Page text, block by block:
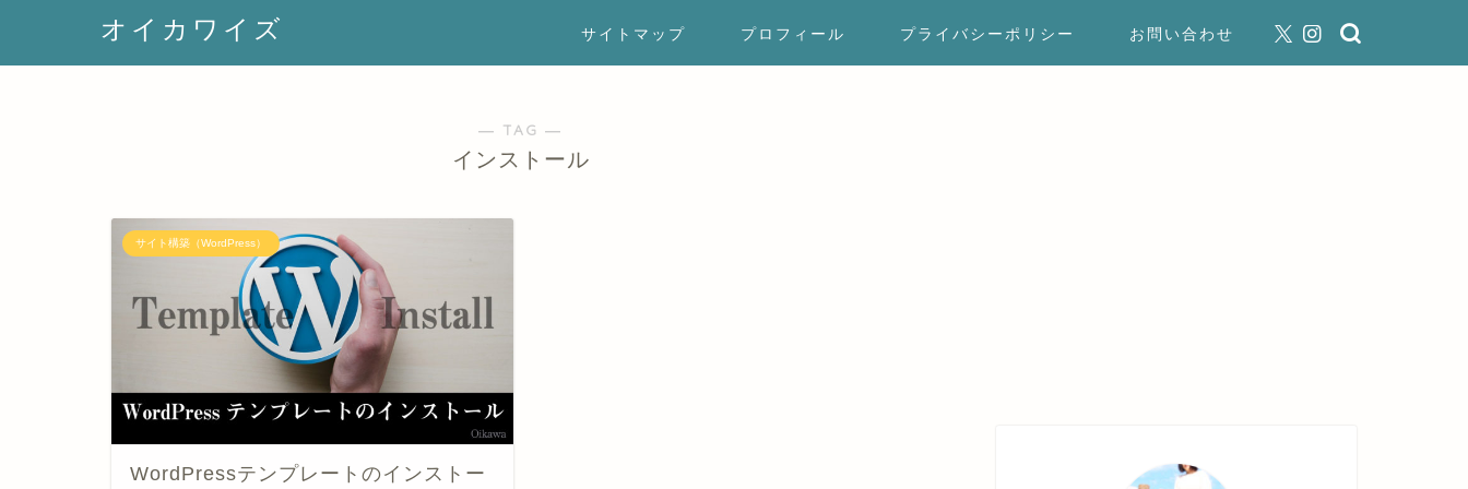
オイカワイズ サイトマップ プロフィール プライバシーポリシー お問い合わせ
― TAG ―
インストール
サイト構築（WordPress）
WordPressテンプレートのインストー